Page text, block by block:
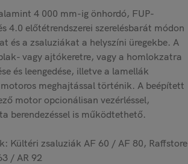
4 000 mm-ig önhordó, FUP-
4.0 előtétrendszerei szerelésbarát módon
és a zsaluziákat a helyszíni üregekbe. A
vagy ajtókeretre, vagy a homlokzatra
és leengedése, illetve a lamellák
meghajtással történik. A beépített
motor opcionálisan vezérléssel,
berendezéssel is működtethető.
Kültéri zsaluziák AF 60 / AF 80, Raffstore
/ AR 92